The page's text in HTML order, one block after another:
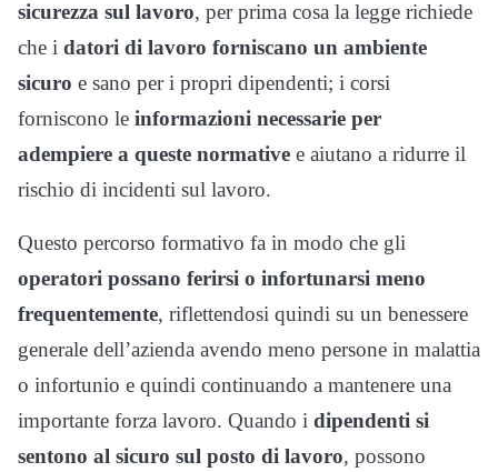
sicurezza sul lavoro, per prima cosa la legge richiede
che i datori di lavoro forniscano un ambiente
sicuro e sano per i propri dipendenti; i corsi
forniscono le informazioni necessarie per
adempiere a queste normative e aiutano a ridurre il
rischio di incidenti sul lavoro.
Questo percorso formativo fa in modo che gli
operatori possano ferirsi o infortunarsi meno
frequentemente, riflettendosi quindi su un benessere
generale dell’azienda avendo meno persone in malattia
o infortunio e quindi continuando a mantenere una
importante forza lavoro. Quando i dipendenti si
sentono al sicuro sul posto di lavoro, possono